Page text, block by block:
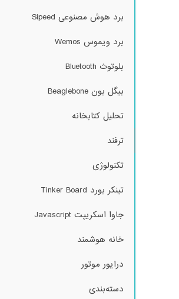
برد هوش مصنوعی Sipeed
برد ویموس Wemos
بلوتوث Bluetooth
بیگل بون Beaglebone
تحلیل کتابخانه
ترفند
تکنولوژی
تینکر بورد Tinker Board
جاوا اسکریپت Javascript
خانه هوشمند
درایور موتور
دسته‌بندی